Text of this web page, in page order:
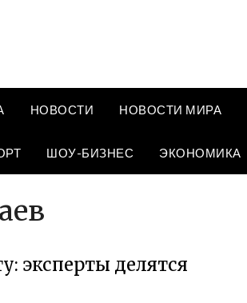
НОВОСТИ НОВОСТИ МИРА
ШОУ-БИЗНЕС ЭКОНОМИКА
эксперты делятся